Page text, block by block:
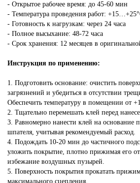
- Открытое рабочее время: до 45-60 мин
- Температура проведения работ:
- Готовность к нагрузкам: через 24 часа
- Полное высыхание: 48-72 часа
- Срок хранения: 12 месяцев в
Инструкция по применению:
1. Подготовить основание: очистить
загрязнений и убедиться в отсутствии
Обеспечить температуру в помещении от
2. Тщательно перемешать клей перед
3. Равномерно нанести клей на основание
шпателя, учитывая рекомендуемый расход.
4. Подождать 10-20 мин до частичного
уложить покрытие, плотно прижимая его
избежание воздушных пузырей.
5. Поверхность покрытия прокатать
максимального сцепления.